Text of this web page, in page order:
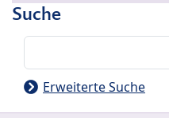
Suche
Erweiterte Suche